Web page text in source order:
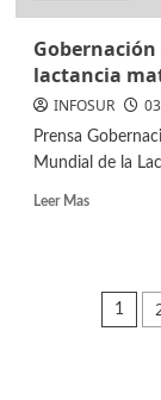
lactancia
INFOSUR
Prensa
Mundial de la
Leer Mas
1